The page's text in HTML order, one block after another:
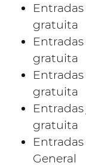
Entradas
gratuita
Entradas
gratuita
Entradas
gratuita
Entradas
gratuita
Entradas
General